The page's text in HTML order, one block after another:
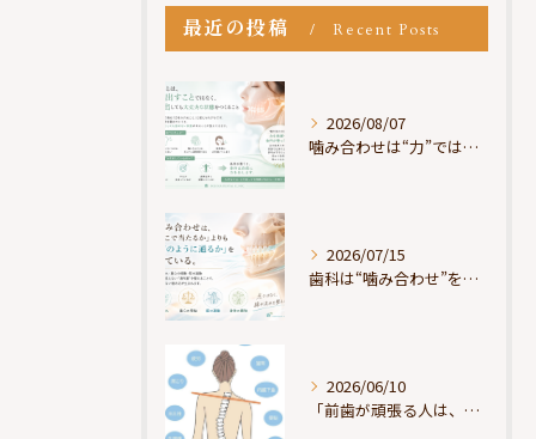
最近の投稿 Recent Posts
2026/08/07
噛み合わせは“力”ではなく“許可”である
2026/07/15
歯科は“噛み合わせ”を見ているが、身体は“通り道”を見ている
2026/06/10
「前歯が頑張る人は、だいたい疲れている」